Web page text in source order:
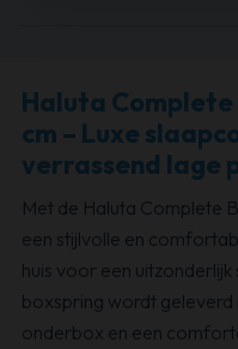
Haluta Complete
cm – Luxe
verrassend lage
Met de Haluta Complete
een stijlvolle en
huis voor een
boxspring wordt
onderbox en een